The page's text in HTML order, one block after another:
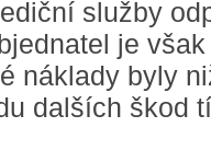
služby
je
náklady byly
dalších škod